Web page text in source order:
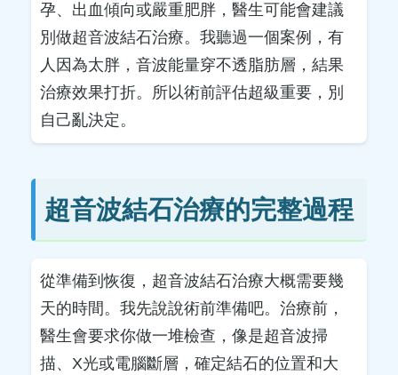
孕、出血傾向或嚴重肥胖，醫生可能會建議
別做超音波結石治療。我聽過一個案例，有
人因為太胖，音波能量穿不透脂肪層，結果
治療效果打折。所以術前評估超級重要，別
自己亂決定。
超音波結石治療的完整過程
從準備到恢復，超音波結石治療大概需要幾
天的時間。我先說說術前準備吧。治療前，
醫生會要求你做一堆檢查，像是超音波掃
描、X光或電腦斷層，確定結石的位置和大